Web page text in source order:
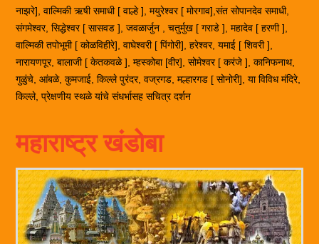
नाझरे], वाल्मिकी ऋषी समाधी [ वाल्हे ], मयुरेश्वर [ मोरगाव],संत सोपानदेव समाधी,
संगमेश्वर, सिद्धेश्वर [ सासवड ], जवळार्जुन , चतुर्मुख [ गराडे ], महादेव [ हरणी ],
वाल्मिकी तपोभूमी [ कोळविहीरे], वाघेश्वरी [ पिंगोरी], हरेश्वर, यमाई [ शिवरी ],
नारायणपूर, बालाजी [ केतकवळे ], म्हस्कोबा [वीर], सोमेश्वर [ करंजे ], कानिफनाथ,
गुळुंचे, आंबळे, कुमजाई, किल्ले पुरंदर, वज्रगड, मल्हारगड [ सोनोरी], या विविध मंदिरे,
किल्ले, प्रेक्षणीय स्थळे यांचे संधर्भासह सचित्र दर्शन
महाराष्ट्र खंडोबा